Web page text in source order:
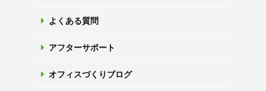
よくある質問
アフターサポート
オフィスづくりブログ